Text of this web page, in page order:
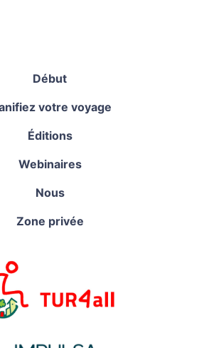
Début
votre voyage
Éditions
Webinaires
Nous
Zone privée